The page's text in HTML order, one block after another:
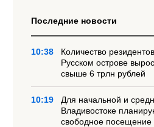
Последние новости
10:38
Количество
Русском острове
свыше 6 трлн рублей
10:19
Для начальной и
Владивостоке
свободное